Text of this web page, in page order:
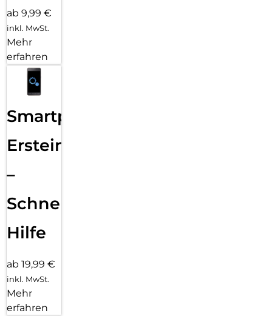
ab 9,99 €
inkl. MwSt.
Mehr
erfahren
Smartphone
Ersteinrichtung
–
Schnelle
Hilfe
ab 19,99 €
inkl. MwSt.
Mehr
erfahren